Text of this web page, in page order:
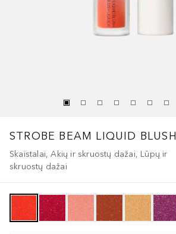
STROBE BEAM LIQUID BLUSH
Skaistalai, Akių ir skruostų dažai, Lūpų ir
skruostų dažai